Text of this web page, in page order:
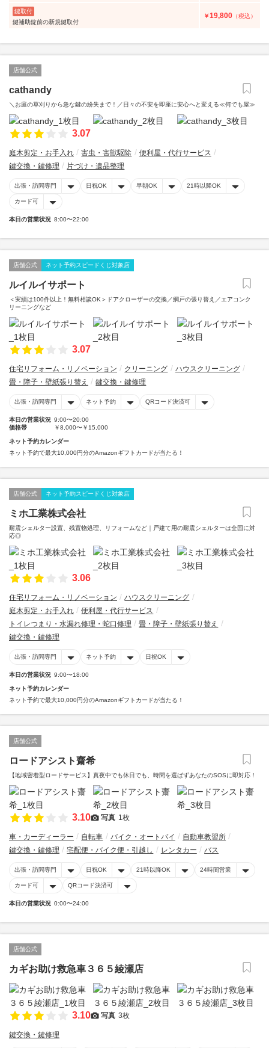
鍵取付
鍵補助錠前の新規鍵取付
￥19,800 （税込）
店舗公式
cathandy
＼お庭の草刈りから急な鍵の紛失まで！／日々の不安を即座に安心へと変える≪何でも屋≫
3.07
庭木剪定・お手入れ 害虫・害獣駆除
便利屋・代行サービス
鍵交換・鍵修理
片づけ・遺品整理
出張・訪問専門 日祝OK 早朝OK 21時以降OK
カード可
本日の営業状況 8:00〜22:00
店舗公式 ネット予約スピードくじ対象店
ルイルイサポート
＜実績は100件以上！無料相談OK＞ドアクローザーの交換／網戸の張り替え／エアコンク
リーニングなど
3.07
住宅リフォーム・リノベーション クリーニング
ハウスクリーニング
畳・障子・壁紙張り替え
鍵交換・鍵修理
出張・訪問専門 ネット予約 QRコード決済可
本日の営業状況 9:00〜20:00
価格帯
￥8,000〜￥15,000
ネット予約カレンダー
ネット予約で最大10,000円分のAmazonギフトカードが当たる！
店舗公式 ネット予約スピードくじ対象店
ミホ工業株式会社
耐震シェルター設置、残置物処理、リフォームなど｜戸建て用の耐震シェルターは全国に対
応◎
3.06
住宅リフォーム・リノベーション
ハウスクリーニング
庭木剪定・お手入れ
便利屋・代行サービス
トイレつまり・水漏れ修理・蛇口修理
畳・障子・壁紙張り替え
鍵交換・鍵修理
出張・訪問専門 ネット予約 日祝OK
本日の営業状況 9:00〜18:00
ネット予約カレンダー
ネット予約で最大10,000円分のAmazonギフトカードが当たる！
店舗公式
ロードアシスト齋希
【地域密着型ロードサービス】真夜中でも休日でも、時間を選ばずあなたのSOSに即対応！
3.10 写真 1枚
車・カーディーラー 自転車 バイク・オートバイ
自動車教習所
鍵交換・鍵修理
宅配便・バイク便・引越し レンタカー バス
出張・訪問専門 日祝OK 21時以降OK 24時間営業
カード可 QRコード決済可
本日の営業状況 0:00〜24:00
店舗公式
カギお助け救急車３６５綾瀬店
3.10 写真 3枚
鍵交換・鍵修理